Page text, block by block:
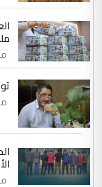
يوسف
التعليق :
زوجتي
إكمال
الموضوع :
جامعاتها
منذ
منذ
منذ